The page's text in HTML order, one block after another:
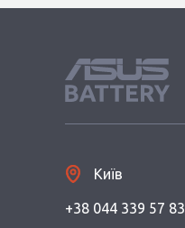
Київ
+38 044 339 57 83